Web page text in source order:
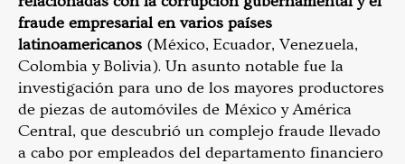
fraude empresarial en varios países
latinoamericanos (México, Ecuador, Venezuela,
Colombia y Bolivia). Un asunto notable fue la
investigación para uno de los mayores productores
de piezas de automóviles de México y América
Central, que descubrió un complejo fraude llevado
a cabo por empleados del departamento financiero